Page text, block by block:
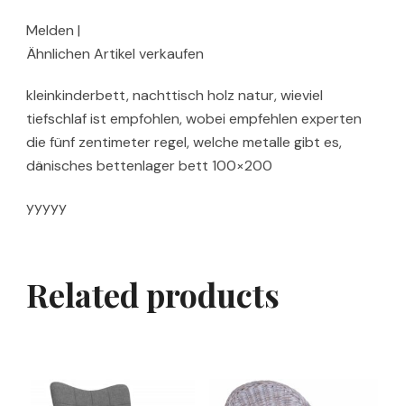
Melden |
Ähnlichen Artikel verkaufen
kleinkinderbett, nachttisch holz natur, wieviel
tiefschlaf ist empfohlen, wobei empfehlen experten
die fünf zentimeter regel, welche metalle gibt es,
dänisches bettenlager bett 100×200
yyyyy
Related products